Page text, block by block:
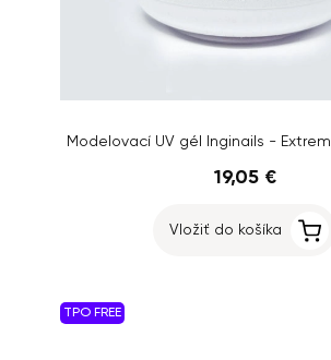
Modelovací UV gél Inginails -
19,05 €
Vložiť do košíka
TPO FREE